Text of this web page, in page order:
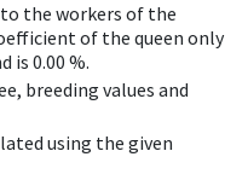
the workers of the
of the queen only
is 0.00 %.
breeding values and
using the given